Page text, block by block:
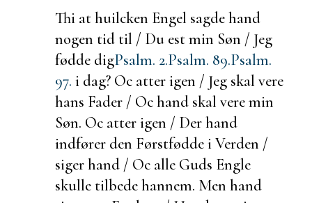
Thi athuilcken Engel sagde hand
nogen tid til / Du est min Søn / Jeg
fødde digPsalm. 2.Psalm. 89.Psalm.
97. i dag? Oc atter igen / Jeg skal vere
hans Fader / Oc hand skal vere min
Søn. Oc atter igen / Der hand
indfører den Førstfødde i Verden /
siger hand / Oc alle Guds Engle
skulle tilbede hannem. Men hand